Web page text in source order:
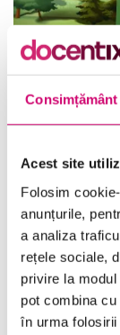
Consimțământ
Acest site
Folosim
anunțurile,
a analiza
rețele sociale,
privire la
pot combina
în urma
Deplasarea și
Vezi Detalii